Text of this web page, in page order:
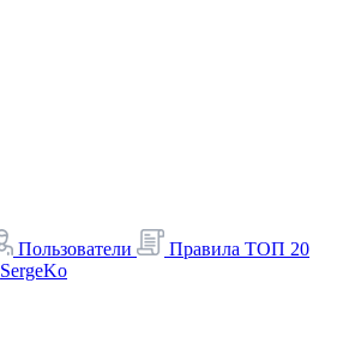
Пользователи Правила ТОП 20
SergeKo